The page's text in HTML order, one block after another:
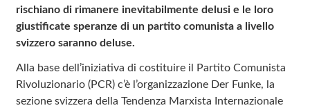
rischiano di rimanere inevitabilmente delusi e le loro
giustificate speranze di un partito comunista a livello
svizzero saranno deluse.
Alla base dell’iniziativa di costituire il Partito Comunista
Rivoluzionario (PCR) c’è l’organizzazione Der Funke, la
sezione svizzera della Tendenza Marxista Internazionale